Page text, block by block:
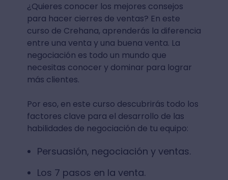
¿Quieres conocer los mejores consejos
para hacer cierres de ventas? En este
curso de Crehana, aprenderás la diferencia
entre una venta y una buena venta. La
negociación es todo un mundo que
necesitas conocer y dominar para lograr
más clientes.
Por eso, en este curso descubrirás todo los
factores clave para el desarrollo de las
habilidades de negociación de tu equipo:
Persuasión, negociación y ventas.
Los 7 pasos en la venta.